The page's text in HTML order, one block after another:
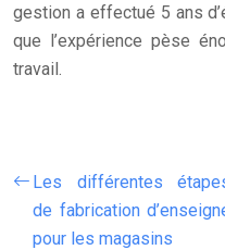
gestion a effectué 5 ans
que l’expérience pèse
travail.
Les différentes
de fabrication
pour les magasins